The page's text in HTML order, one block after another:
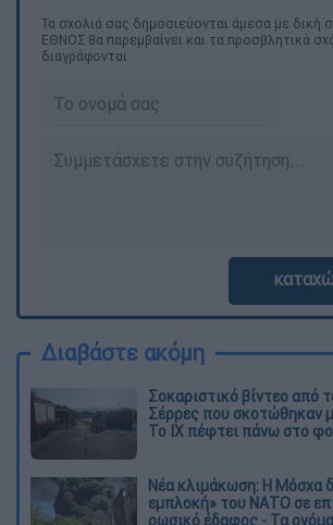
Τα σχολιά σας δημοσιεύονται άμεσα με δική
ΕΘΝΟΣ θα παρεμβαίνει και τα προσβλητικά
διαγράφονται
Διαβάστε ακόμη
Σοκαριστικό βίντεο από
Σέρρες που σκοτώθηκαν
Το ΙΧ πέφτει πάνω στο
Νέα κλιμάκωση: Η Μόσχα
εμπλοκή» του ΝΑΤΟ σε
ρωσικό έδαφος - Τα